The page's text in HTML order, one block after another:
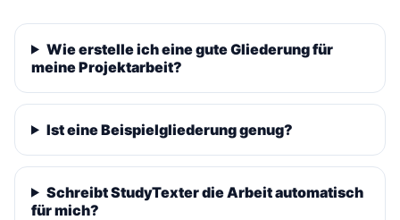
Wie erstelle ich eine gute Gliederung für
meine Projektarbeit?
Ist eine Beispielgliederung genug?
Schreibt StudyTexter die Arbeit automatisch
für mich?